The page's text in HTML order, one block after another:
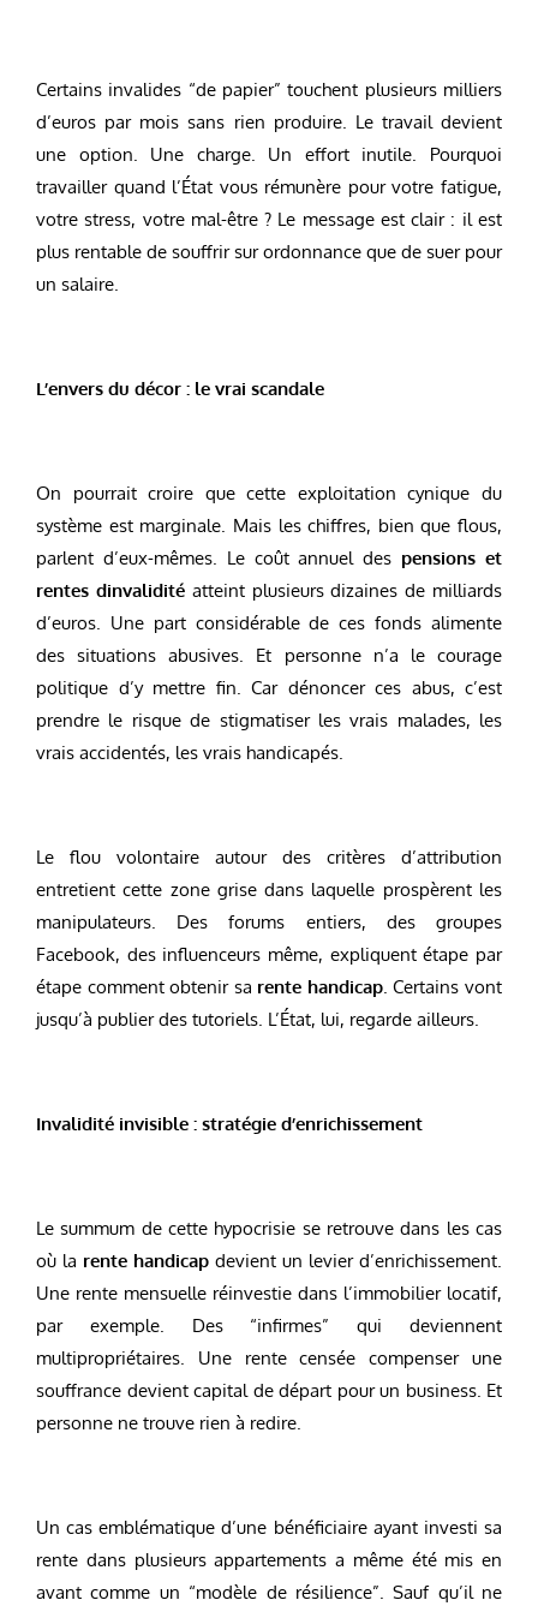
Certains invalides “de papier” touchent plusieurs milliers
d’euros par mois sans rien produire. Le travail devient
une option. Une charge. Un effort inutile. Pourquoi
travailler quand l’État vous rémunère pour votre fatigue,
votre stress, votre mal-être ? Le message est clair : il est
plus rentable de souffrir sur ordonnance que de suer pour
un salaire.
L’envers du décor : le vrai scandale
On pourrait croire que cette exploitation cynique du
système est marginale. Mais les chiffres, bien que flous,
parlent d’eux-mêmes. Le coût annuel des pensions et
rentes dinvaliditéatteint plusieurs dizaines de milliards
d’euros. Une part considérable de ces fonds alimente
des situations abusives. Et personne n’a le courage
politique d’y mettre fin. Car dénoncer ces abus, c’est
prendre le risque de stigmatiser les vrais malades, les
vrais accidentés, les vrais handicapés.
Le flou volontaire autour des critères d’attribution
entretient cette zone grise dans laquelle prospèrent les
manipulateurs. Des forums entiers, des groupes
Facebook, des influenceurs même, expliquent étape par
étape comment obtenir sa rente handicap. Certains vont
jusqu’à publier des tutoriels. L’État, lui, regarde ailleurs.
Invalidité invisible : stratégie d’enrichissement
Le summum de cette hypocrisie se retrouve dans les cas
où la rente handicap devient un levier d’enrichissement.
Une rente mensuelle réinvestie dans l’immobilier locatif,
par exemple. Des “infirmes” qui deviennent
multipropriétaires. Une rente censée compenser une
souffrance devient capital de départ pour un business. Et
personne ne trouve rien à redire.
Un cas emblématique d’une bénéficiaire ayant investi sa
rente dans plusieurs appartements a même été mis en
avant comme un “modèle de résilience”. Sauf qu’il ne